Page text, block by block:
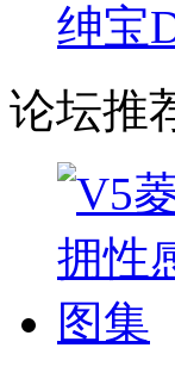
绅宝
论坛推